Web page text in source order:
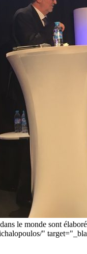
le monde sont
"